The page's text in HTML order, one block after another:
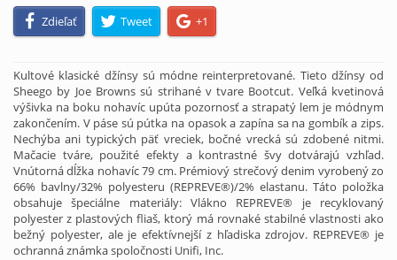
Zdieľať Tweet +1
Kultové klasické džínsy sú módne reinterpretované. Tieto džínsy od
Sheego by Joe Browns sú strihané v tvare Bootcut. Veľká kvetinová
výšivka na boku nohavíc upúta pozornosť a strapatý lem je módnym
zakončením. V páse sú pútka na opasok a zapína sa na gombík a zips.
Nechýba ani typických päť vreciek, bočné vrecká sú zdobené nitmi.
Mačacie tváre, použité efekty a kontrastné švy dotvárajú vzhľad.
Vnútorná dĺžka nohavíc 79 cm. Prémiový strečový denim vyrobený zo
66% bavlny/32% polyesteru (REPREVE®)/2% elastanu. Táto položka
obsahuje špeciálne materiály: Vlákno REPREVE® je recyklovaný
polyester z plastových fliaš, ktorý má rovnaké stabilné vlastnosti ako
bežný polyester, ale je efektívnejší z hľadiska zdrojov. REPREVE® je
ochranná známka spoločnosti Unifi, Inc.